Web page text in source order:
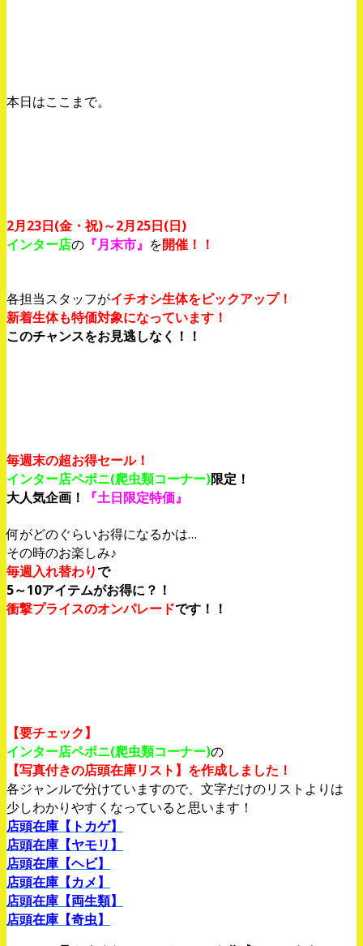
本日はここまで。
2月23日(金・祝)～2月25日(日)
インター店の 『月末市』 を開催！！
各担当スタッフがイチオシ生体をピックアップ！
新着生体も特価対象になっています！
このチャンスをお見逃しなく！！
毎週末の超お得セール！
インター店ペポニ(爬虫類コーナー)限定！
大人気企画！
『土日限定特価』
何がどのぐらいお得になるかは…
その時のお楽しみ♪
毎週入れ替わりで
5～10アイテムがお得に？！
衝撃プライスのオンパレードです！！
【要チェック】
インター店ペポニ(爬虫類コーナー)の
【写真付きの店頭在庫リスト】を作成しました！
各ジャンルで分けていますので、文字だけのリストよりは
少しわかりやすくなっていると思います！
店頭在庫【トカゲ】
店頭在庫【ヤモリ】
店頭在庫【ヘビ】
店頭在庫【カメ】
店頭在庫【両生類】
店頭在庫【奇虫】